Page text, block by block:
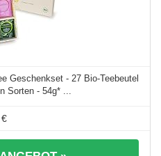
Geschenkset - 27 Bio-Teebeutel
Sorten - 54g* ...